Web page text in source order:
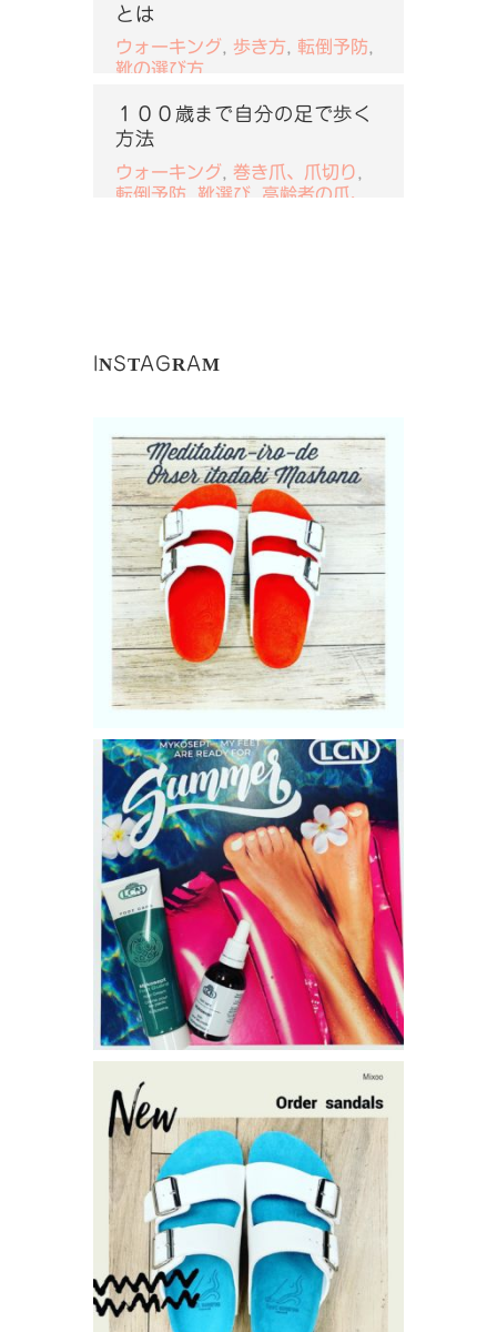
とは
ウォーキング, 歩き方, 転倒予防,
靴の選び方
１００歳まで自分の足で歩く
方法
ウォーキング 巻き爪、爪切り
転倒予防
靴選び
高齢者の爪、
INSTAGRAM